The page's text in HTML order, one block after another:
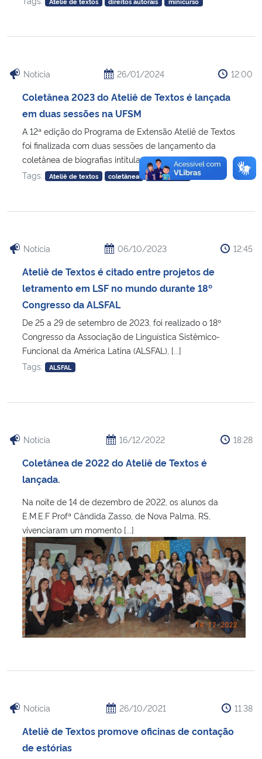
Notícia 26/01/2024 12:00
Coletânea 2023 do Ateliê de Textos é lançada
em duas sessões na UFSM
A 12ª edição do Programa de Extensão Ateliê de Textos
foi finalizada com duas sessões de lançamento da
coletânea de biografias intitulada [...]
Tags:
Ateliê de textos coletânea lançamento
Notícia 06/10/2023 12:45
Ateliê de Textos é citado entre projetos de
letramento em LSF no mundo durante 18º
Congresso da ALSFAL
De 25 a 29 de setembro de 2023, foi realizado o 18º
Congresso da Associação de Linguística Sistêmico-
Funcional da América Latina (ALSFAL), [...]
Tags:
ALSFAL
Notícia 16/12/2022 18:28
Coletânea de 2022 do Ateliê de Textos é
lançada.
Na noite de 14 de dezembro de 2022, os alunos da
E.M.E.F Profª Cândida Zasso, de Nova Palma, RS,
vivenciaram um momento [...]
Notícia 26/10/2021 11:38
Ateliê de Textos promove oficinas de contação
de estórias